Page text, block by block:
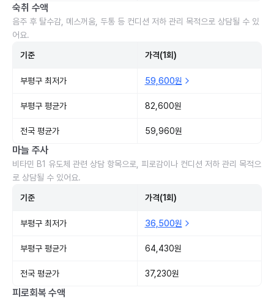
숙취 수액
음주 후 탈수감, 메스꺼움, 두통 등 컨디션 저하 관리 목적으로 상담될 수 있
어요.
기준 가격(1회)
부평구 최저가 59,600원
부평구 평균가 82,600원
전국 평균가 59,960원
마늘 주사
비타민 B1 유도체 관련 상담 항목으로, 피로감이나 컨디션 저하 관리 목적으
로 상담될 수 있어요.
기준 가격(1회)
부평구 최저가 36,500원
부평구 평균가 64,430원
전국 평균가 37,230원
피로회복 수액